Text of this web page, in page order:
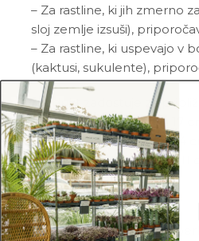
– Za rastline, ki jih zmerno
sloj zemlje izsuši),
– Za rastline, ki uspevajo v
(kaktusi, sukulente),
Produkt zadostuje za
– 1 lonček s premerom 17
– 2 lončka s premerom 14
– 5 lončkov s premerom 11
OPOMBA
Ker na volumen in težo